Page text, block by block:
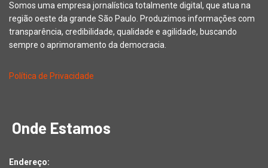
Somos uma empresa jornalística totalmente digital, que atua na
região oeste da grande São Paulo. Produzimos informações com
transparência, credibilidade, qualidade e agilidade, buscando
sempre o aprimoramento da democracia.
Política de Privacidade
Onde Estamos
Endereço: